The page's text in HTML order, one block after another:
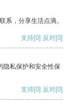
系，分享生活点滴。
支持[0] 反对[0]
隐私保护和安全性保
支持[0] 反对[0]